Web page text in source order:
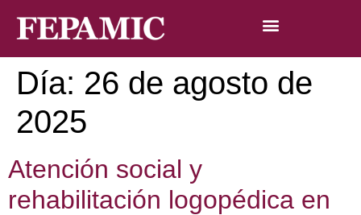
Día: 26 de agosto de
2025
Atención social y
rehabilitación logopédica en